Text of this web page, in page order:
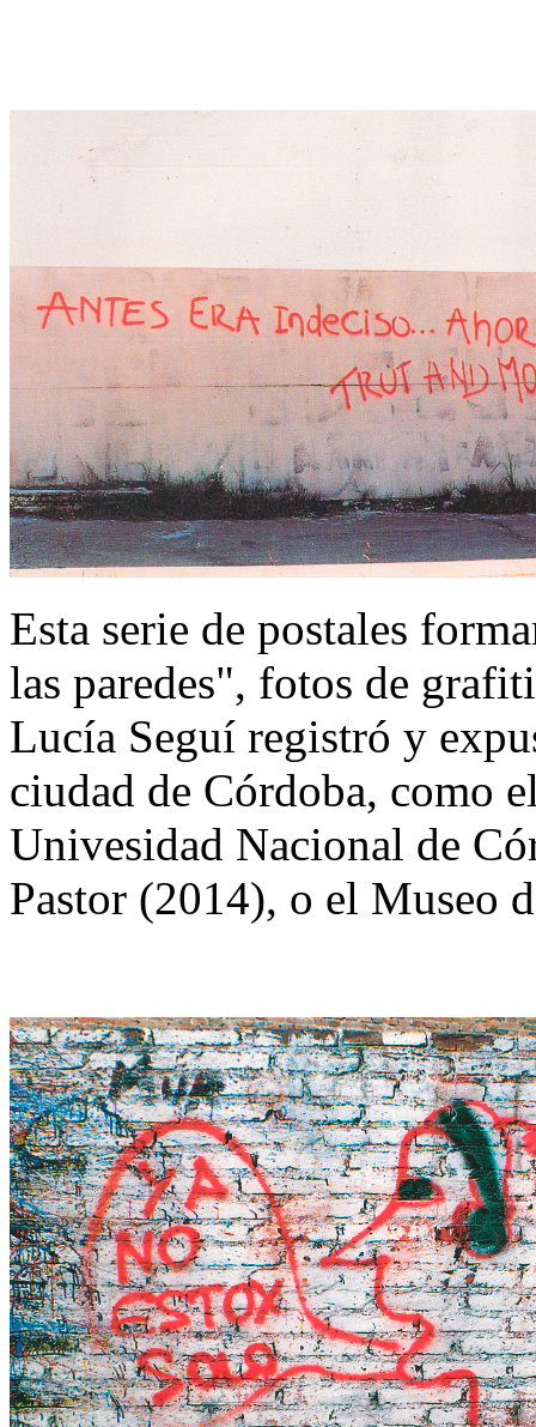
Esta serie de postales
las paredes", fotos de
Lucía Seguí registró y
ciudad de Córdoba, como
Univesidad Nacional de
Pastor (2014), o el Museo